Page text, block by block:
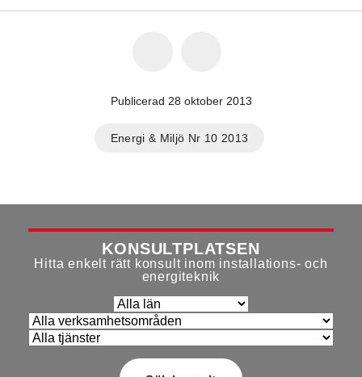
Publicerad 28 oktober 2013
Energi & Miljö Nr 10 2013
KONSULTPLATSEN
Hitta enkelt rätt konsult inom installations- och
energiteknik